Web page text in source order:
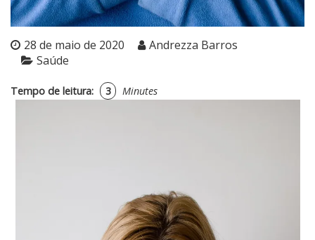
28 de maio de 2020
Andrezza Barros
Saúde
Tempo de leitura: 3 Minutes